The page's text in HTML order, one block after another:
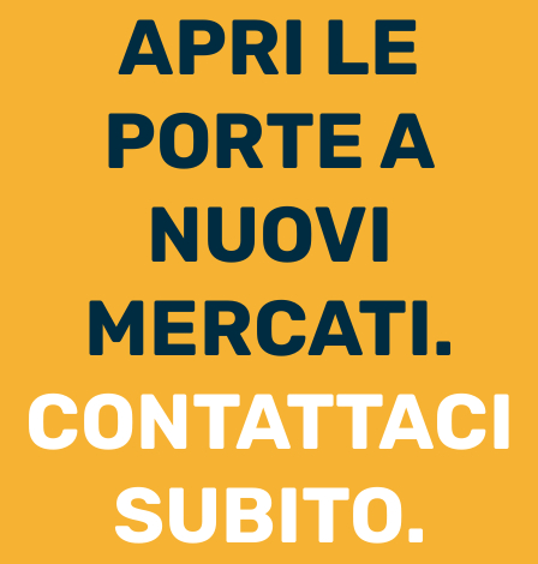
APRI LE
PORTE A
NUOVI
MERCATI.
CONTATTACI
SUBITO.